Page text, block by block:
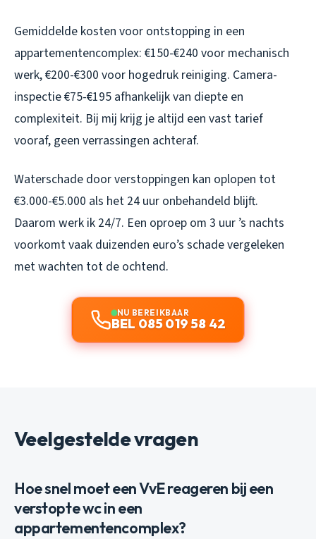
Gemiddelde kosten voor ontstopping in een
appartementencomplex: €150-€240 voor mechanisch
werk, €200-€300 voor hogedruk reiniging. Camera-
inspectie €75-€195 afhankelijk van diepte en
complexiteit. Bij mij krijg je altijd een vast tarief
vooraf, geen verrassingen achteraf.
Waterschade door verstoppingen kan oplopen tot
€3.000-€5.000 als het 24 uur onbehandeld blijft.
Daarom werk ik 24/7. Een oproep om 3 uur ’s nachts
voorkomt vaak duizenden euro’s schade vergeleken
met wachten tot de ochtend.
NU BEREIKBAAR
BEL 085 019 58 42
Veelgestelde vragen
Hoe snel moet een VvE reageren bij een
verstopte wc in een
appartementencomplex?